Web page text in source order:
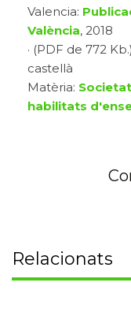
Valencia:
València, 2018
· (PDF de 772
castellà
Matèria:
habilitats
Relacionats